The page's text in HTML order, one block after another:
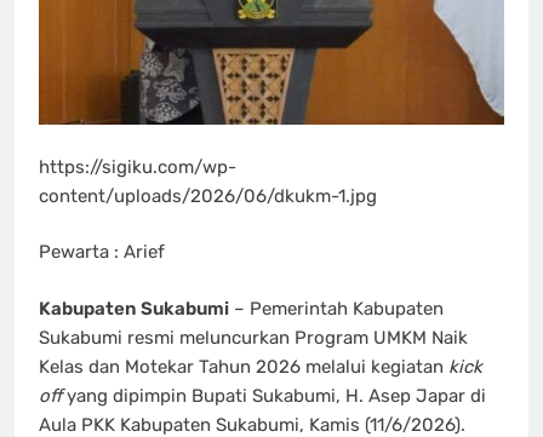
https://sigiku.com/wp-
content/uploads/2026/06/dkukm-1.jpg
Pewarta : Arief
Kabupaten Sukabumi – Pemerintah Kabupaten
Sukabumi resmi meluncurkan Program UMKM Naik
Kelas dan Motekar Tahun 2026 melalui kegiatan kick
offyang dipimpin Bupati Sukabumi, H. Asep Japar di
Aula PKK Kabupaten Sukabumi, Kamis (11/6/2026).